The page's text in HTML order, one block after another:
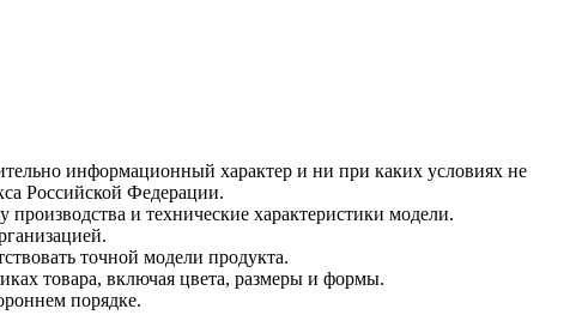
информационный характер и ни при каких условиях не
Российской Федерации.
и технические характеристики модели.
точной модели продукта.
товара, включая цвета, размеры и формы.
порядке.